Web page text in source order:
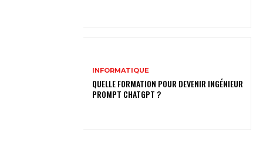
INFORMATIQUE
QUELLE FORMATION POUR DEVENIR INGÉNIEUR
PROMPT CHATGPT ?